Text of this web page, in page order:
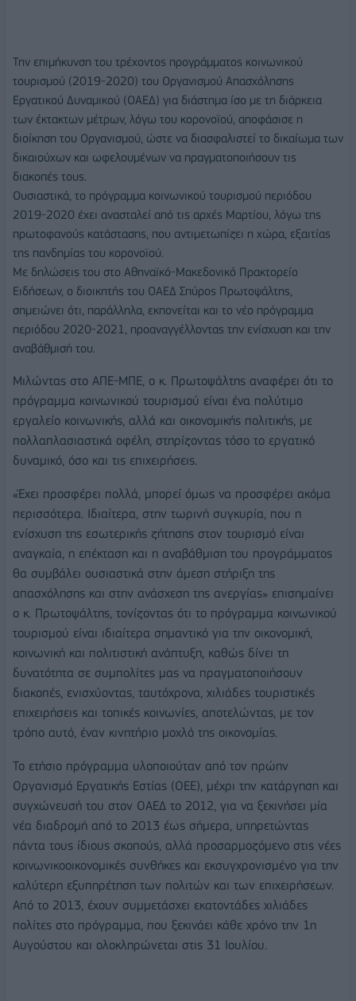
Την επιμήκυνση του τρέχοντος προγράμματος κοινωνικού
τουρισμού (2019-2020) του Οργανισμού Απασχόλησης
Εργατικού Δυναμικού (ΟΑΕΔ) για διάστημα ίσο με τη διάρκεια
των έκτακτων μέτρων, λόγω του κορονοϊού, αποφάσισε η
διοίκηση του Οργανισμού, ώστε να διασφαλιστεί το δικαίωμα των
δικαιούχων και ωφελουμένων να πραγματοποιήσουν τις
διακοπές τους.
Ουσιαστικά, το πρόγραμμα κοινωνικού τουρισμού περιόδου
2019-2020 έχει ανασταλεί από τις αρχές Μαρτίου, λόγω της
πρωτοφανούς κατάστασης, που αντιμετωπίζει η χώρα, εξαιτίας
της πανδημίας του κορονοϊού.
Με δηλώσεις του στο Αθηναϊκό-Μακεδονικό Πρακτορείο
Ειδήσεων, ο διοικητής του ΟΑΕΔ Σπύρος Πρωτοψάλτης,
σημειώνει ότι, παράλληλα, εκπονείται και το νέο πρόγραμμα
περιόδου 2020-2021, προαναγγέλλοντας την ενίσχυση και την
αναβάθμισή του.
Μιλώντας στο ΑΠΕ-ΜΠΕ, ο κ. Πρωτοψάλτης αναφέρει ότι το
πρόγραμμα κοινωνικού τουρισμού είναι ένα πολύτιμο
εργαλείο κοινωνικής, αλλά και οικονομικής πολιτικής, με
πολλαπλασιαστικά οφέλη, στηρίζοντας τόσο το εργατικό
δυναμικό, όσο και τις επιχειρήσεις.
«Έχει προσφέρει πολλά, μπορεί όμως να προσφέρει ακόμα
περισσότερα. Ιδιαίτερα, στην τωρινή συγκυρία, που η
ενίσχυση της εσωτερικής ζήτησης στον τουρισμό είναι
αναγκαία, η επέκταση και η αναβάθμιση του προγράμματος
θα συμβάλει ουσιαστικά στην άμεση στήριξη της
απασχόλησης και στην ανάσχεση της ανεργίας» επισημαίνει
ο κ. Πρωτοψάλτης, τονίζοντας ότι το πρόγραμμα κοινωνικού
τουρισμού είναι ιδιαίτερα σημαντικό για την οικονομική,
κοινωνική και πολιτιστική ανάπτυξη, καθώς δίνει τη
δυνατότητα σε συμπολίτες μας να πραγματοποιήσουν
διακοπές, ενισχύοντας, ταυτόχρονα, χιλιάδες τουριστικές
επιχειρήσεις και τοπικές κοινωνίες, αποτελώντας, με τον
τρόπο αυτό, έναν κινητήριο μοχλό της οικονομίας.
Το ετήσιο πρόγραμμα υλοποιούταν από τον πρώην
Οργανισμό Εργατικής Εστίας (ΟΕΕ), μέχρι την κατάργηση και
συγχώνευσή του στον ΟΑΕΔ το 2012, για να ξεκινήσει μία
νέα διαδρομή από το 2013 έως σήμερα, υπηρετώντας
πάντα τους ίδιους σκοπούς, αλλά προσαρμοζόμενο στις νέες
κοινωνικοοικονομικές συνθήκες και εκσυγχρονισμένο για την
καλύτερη εξυπηρέτηση των πολιτών και των επιχειρήσεων.
Από το 2013, έχουν συμμετάσχει εκατοντάδες χιλιάδες
πολίτες στο πρόγραμμα, που ξεκινάει κάθε χρόνο την 1η
Αυγούστου και ολοκληρώνεται στις 31 Ιουλίου.